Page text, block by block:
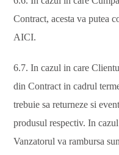
Contract, acesta va putea
AICI.
6.7. In cazul in care
din Contract in cadrul
trebuie sa returneze si
produsul respectiv. In
Vanzatorul va rambursa